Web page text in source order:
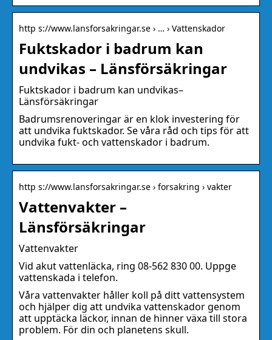
http s://www.lansforsakringar.se › … › Vattenskador
Fuktskador i badrum kan
undvikas – Länsförsäkringar
Fuktskador i badrum kan undvikas–
Länsförsäkringar
Badrumsrenoveringar är en klok investering för
att undvika fuktskador. Se våra råd och tips för att
undvika fukt- och vattenskador i badrum.
http s://www.lansforsakringar.se › forsakring › vakter
Vattenvakter –
Länsförsäkringar
Vattenvakter
Vid akut vattenläcka, ring 08-562 830 00. Uppge
vattenskada i telefon.
Våra vattenvakter håller koll på ditt vattensystem
och hjälper dig att undvika vattenskador genom
att upptäcka läckor, innan de hinner växa till stora
problem. För din och planetens skull.